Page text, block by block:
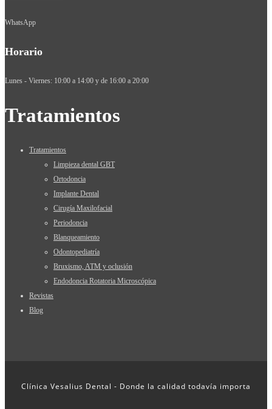
WhatsApp
Horario
Lunes - Viernes: 10:00 a 14:00 y de 16:00 a 20:00
Tratamientos
Tratamientos
Limpieza dental GBT
Ortodoncia
Implante Dental
Cirugía Maxilofacial
Periodoncia
Blanqueamiento
Odontopediatría
Bruxismo, ATM y oclusión
Endodoncia Rotatoria Microscópica
Revistas
Blog
Clínica Vesalius Dental - Donde la calidad todavía importa